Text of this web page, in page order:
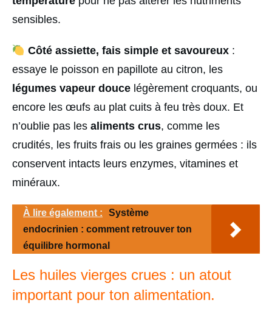
sensibles.
Côté assiette, fais simple et savoureux:
essaye le poisson en papillote au citron, les
légumes vapeur douce légèrement croquants, ou
encore les œufs au plat cuits à feu très doux. Et
n’oublie pas les aliments crus, comme les
crudités, les fruits frais ou les graines germées : ils
conservent intacts leurs enzymes, vitamines et
minéraux.
À lire également :
Système
endocrinien : comment retrouver ton
équilibre hormonal
Les huiles vierges crues : un atout
important pour ton alimentation.